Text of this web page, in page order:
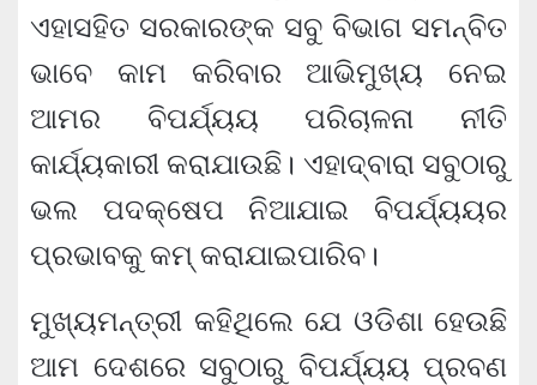
ଏହାସହିତ ସରକାରଙ୍କ ସବୁ ବିଭାଗ ସମନ୍ବିତ
ଭାବେ କାମ କରିବାର ଆଭିମୁଖ୍ୟ ନେଇ
ଆମର ବିପର୍ଯ୍ୟୟ ପରିଚାଳନା ନୀତି
କାର୍ଯ୍ୟକାରୀ କରାଯାଉଛି। ଏହାଦ୍ବାରା ସବୁଠାରୁ
ଭଲ ପଦକ୍ଷେପ ନିଆଯାଇ ବିପର୍ଯ୍ୟୟର
ପ୍ରଭାବକୁ କମ୍‌ କରାଯାଇପାରିବ।
ମୁଖ୍ୟମନ୍ତ୍ରୀ କହିଥିଲେ ଯେ ଓଡିଶା ହେଉଛି
ଆମ ଦେଶରେ ସବୁଠାରୁ ବିପର୍ଯ୍ୟୟ ପ୍ରବଣ